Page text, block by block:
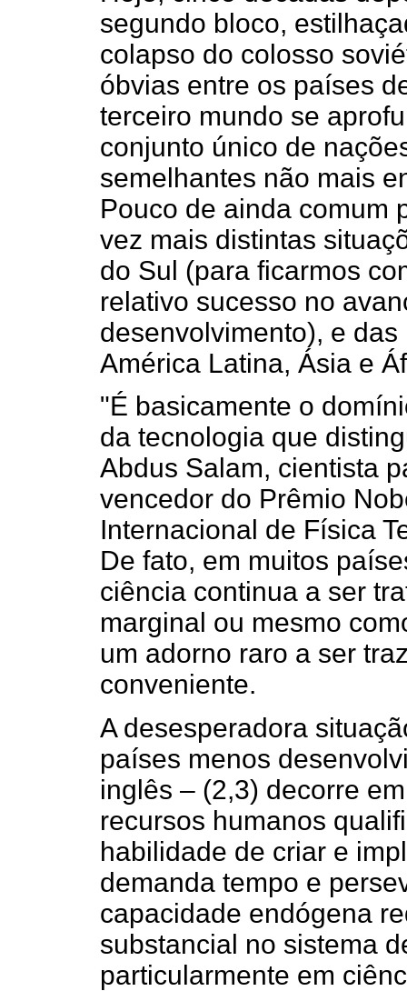
segundo bloco,
colapso do colosso
óbvias entre os países
terceiro mundo se
conjunto único de
semelhantes não mais
Pouco de ainda comum
vez mais distintas
do Sul (para ficarmos
relativo sucesso no
desenvolvimento), e
América Latina, Ásia e
"É basicamente o
da tecnologia que
Abdus Salam, cientista
vencedor do Prêmio
Internacional de Física
De fato, em muitos
ciência continua a ser
marginal ou mesmo
um adorno raro a ser
conveniente.
A desesperadora
países menos
inglês – (2,3) decorre
recursos humanos
habilidade de criar e
demanda tempo e
capacidade endógena
substancial no sistema
particularmente em